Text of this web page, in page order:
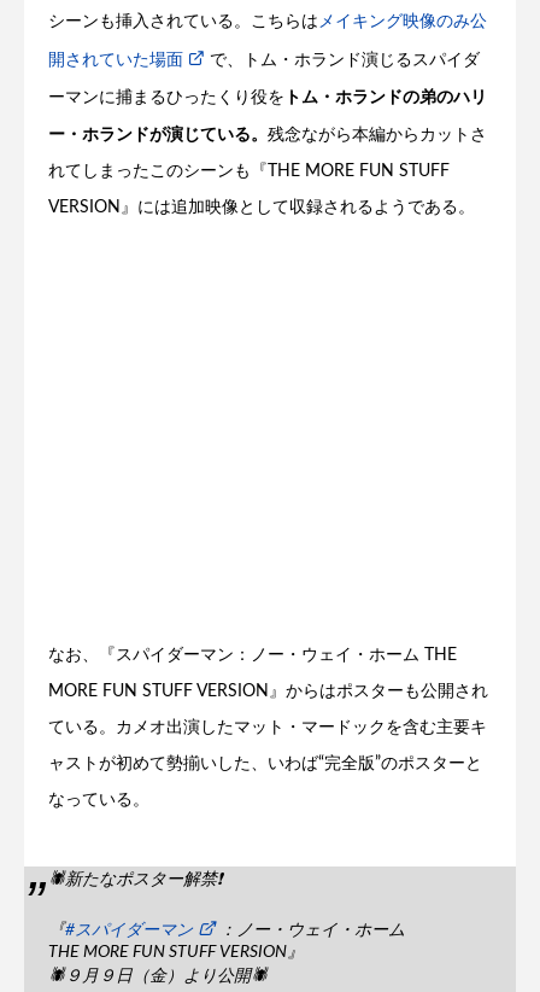
シーンも挿入されている。こちらは メイキング映像のみ公
開されていた場面 で、トム・ホランド演じるスパイダ
ーマンに捕まるひったくり役を トム・ホランドの弟のハリ
ー・ホランドが演じている。
残念ながら本編からカットさ
れてしまったこのシーンも『THE MORE FUN STUFF
VERSION』には追加映像として収録されるようである。
なお、『スパイダーマン：ノー・ウェイ・ホーム THE
MORE FUN STUFF VERSION』からはポスターも公開され
ている。カメオ出演したマット・マードックを含む主要キ
ャストが初めて勢揃いした、いわば“完全版”のポスターと
なっている。
🕷新たなポスター解禁❗️
『#スパイダーマン
：ノー・ウェイ・ホーム
THE MORE FUN STUFF VERSION』
🕷９月９日（金）より公開🕷